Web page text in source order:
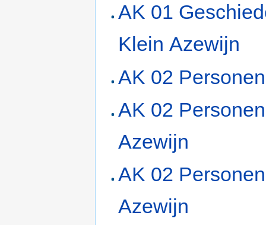
AK 01
Klein Azewijn
AK 02 Personen
AK 02 Personen
Azewijn
AK 02
Azewijn